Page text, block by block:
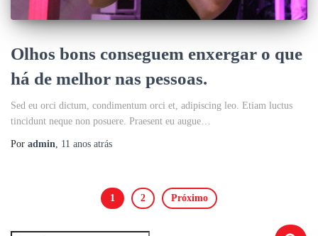
Olhos bons conseguem enxergar o que
há de melhor nas pessoas.
Sed eu orci dictum, condimentum orci et, adipiscing leo. Etiam luctus
tincidunt neque non posuere. Praesent eu augue…
Por admin 11 anos atrás
1 2 Próximo